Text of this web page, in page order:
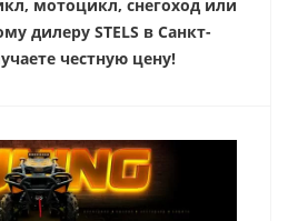
мотоцикл, снегоход или
дилеру STELS в Санкт-
честную цену!